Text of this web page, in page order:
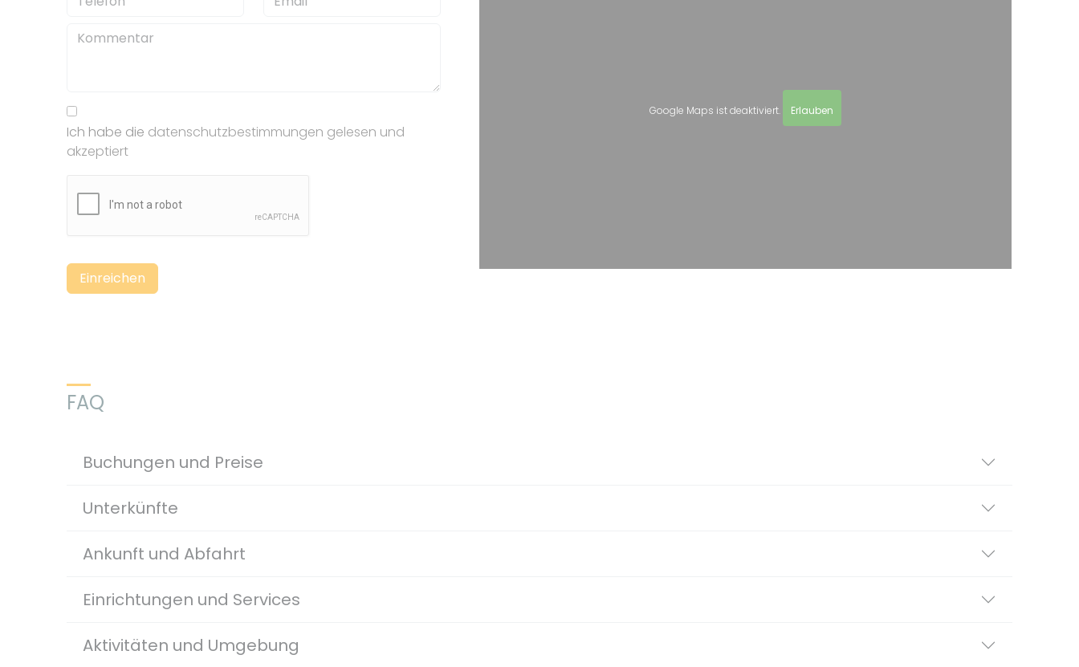
Ich habe die datenschutzbestimmungen gelesen und
akzeptiert
Einreichen
Google Maps ist deaktiviert. Erlauben
FAQ
Buchungen und Preise
Unterkünfte
Ankunft und Abfahrt
Einrichtungen und Services
Aktivitäten und Umgebung